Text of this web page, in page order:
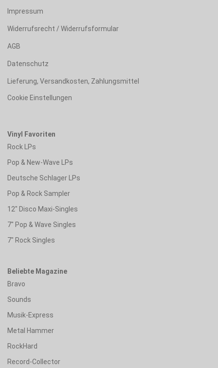
Impressum
Widerrufsrecht / Widerrufsformular
AGB
Datenschutz
Lieferung, Versandkosten, Zahlungsmittel
Cookie Einstellungen
Vinyl Favoriten
Rock LPs
Pop & New-Wave LPs
Deutsche Schlager LPs
Pop & Rock Sampler
12" Disco Maxi-Singles
7" Pop & Wave Singles
7" Rock Singles
Beliebte Magazine
Bravo
Sounds
Musik-Express
Metal Hammer
RockHard
Record-Collector